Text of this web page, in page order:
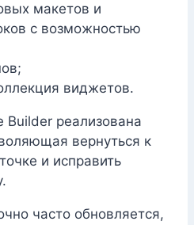
макетов и
с возможностью
виджетов.
Builder реализована
вернуться к
и исправить
часто обновляется,